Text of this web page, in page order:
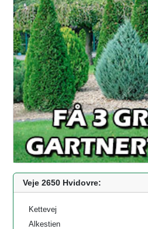
Veje 2650 Hvidovre:
Kettevej
Alkestien